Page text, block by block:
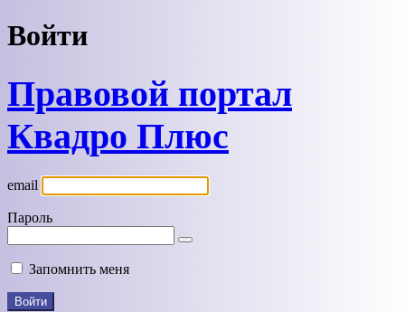
Войти
Правовой портал
Квадро Плюс
email
Пароль
Запомнить меня